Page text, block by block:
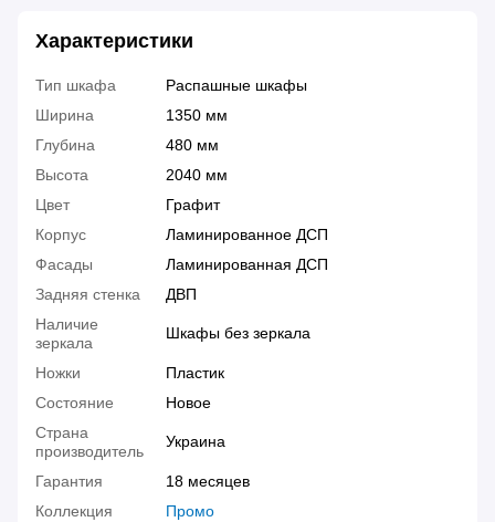
Характеристики
Тип шкафа
Распашные шкафы
Ширина
1350 мм
Глубина
480 мм
Высота
2040 мм
Цвет
Графит
Корпус
Ламинированное ДСП
Фасады
Ламинированная ДСП
Задняя стенка
ДВП
Наличие
зеркала
Шкафы без зеркала
Ножки
Пластик
Состояние
Новое
Страна
производитель
Украина
Гарантия
18 месяцев
Коллекция
Промо